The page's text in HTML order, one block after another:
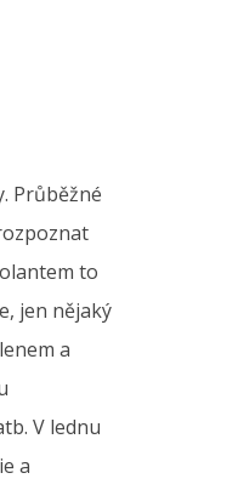
Průběžné
to
jen nějaký
a
V lednu
a